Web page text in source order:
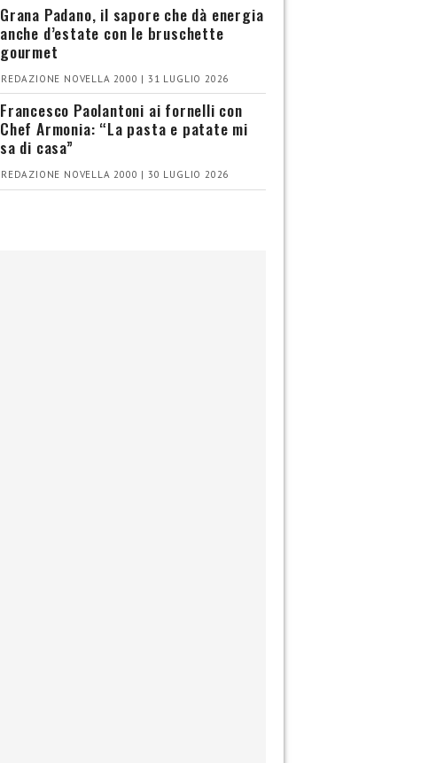
Grana Padano, il sapore che dà energia
anche d’estate con le bruschette
gourmet
REDAZIONE NOVELLA 2000 | 31 LUGLIO 2026
Francesco Paolantoni ai fornelli con
Chef Armonia: “La pasta e patate mi
sa di casa”
REDAZIONE NOVELLA 2000 | 30 LUGLIO 2026